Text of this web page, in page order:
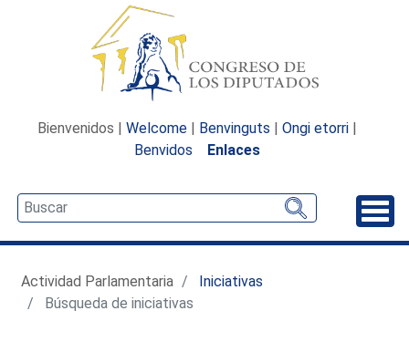
Bienvenidos | Welcome | Benvinguts | Ongi etorri |
Benvidos
Enlaces
Actividad Parlamentaria
Iniciativas
Búsqueda de iniciativas